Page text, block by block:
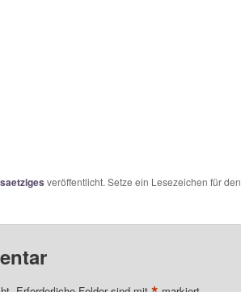
veröffentlicht. Setze ein Lesezeichen für den